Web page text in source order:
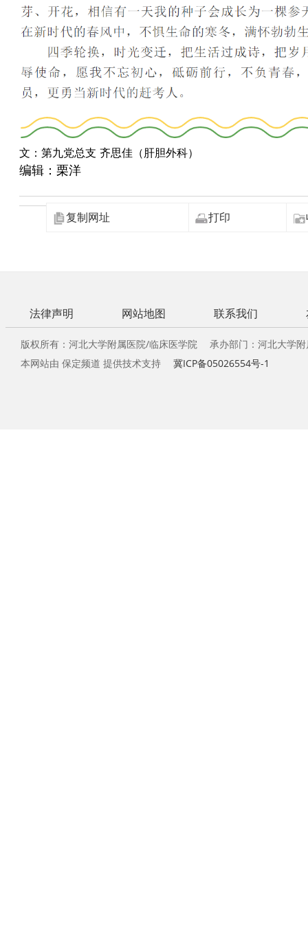
文：第九党总支 齐思佳（肝胆外科）
编辑：栗洋
复制网址 打印
法律声明 网站地图 联系我们
版权所有：河北大学附属医院/临床医学院 承办部门：河北大学
本网站由 保定频道 提供技术支持 冀ICP备05026554号-1